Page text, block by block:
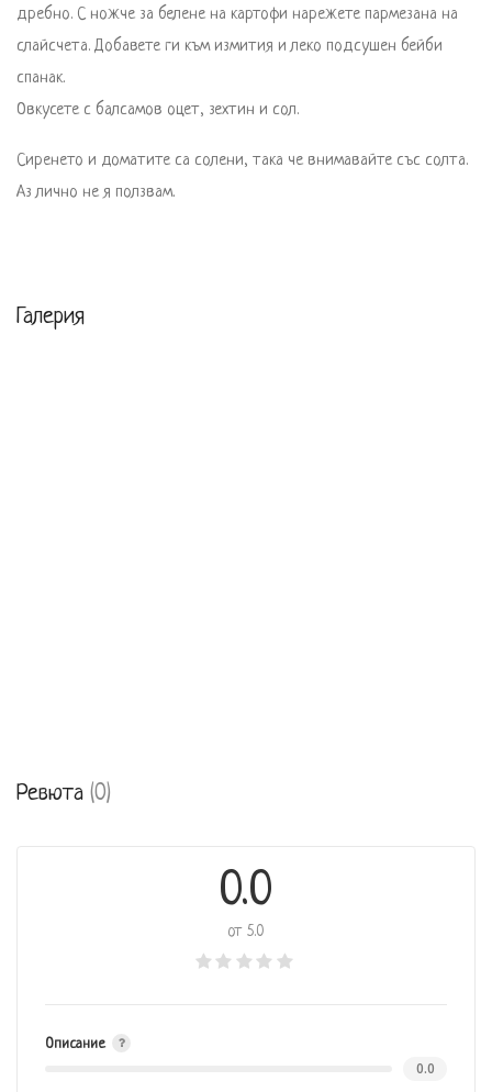
дребно. С ножче за белене на картофи нарежете пармезана на
слайсчета. Добавете ги към измития и леко подсушен бейби
спанак.
Овкусете с балсамов оцет, зехтин и сол.
Сиренето и доматите са солени, така че внимавайте със солта.
Аз лично не я ползвам.
Галерия
Ревюта (0)
0.0
от 5.0
Описание
0.0